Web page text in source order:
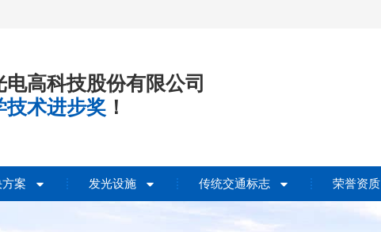
高科技股份有限公司
技术进步奖 ！
案 发光设施 传统交通标志 荣誉资质